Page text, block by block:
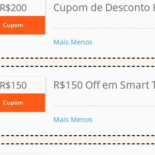
R$200
Cupom
Cupom de Desconto
Mais Menos
R$150
Cupom
R$150 Off em Smart
Mais Menos